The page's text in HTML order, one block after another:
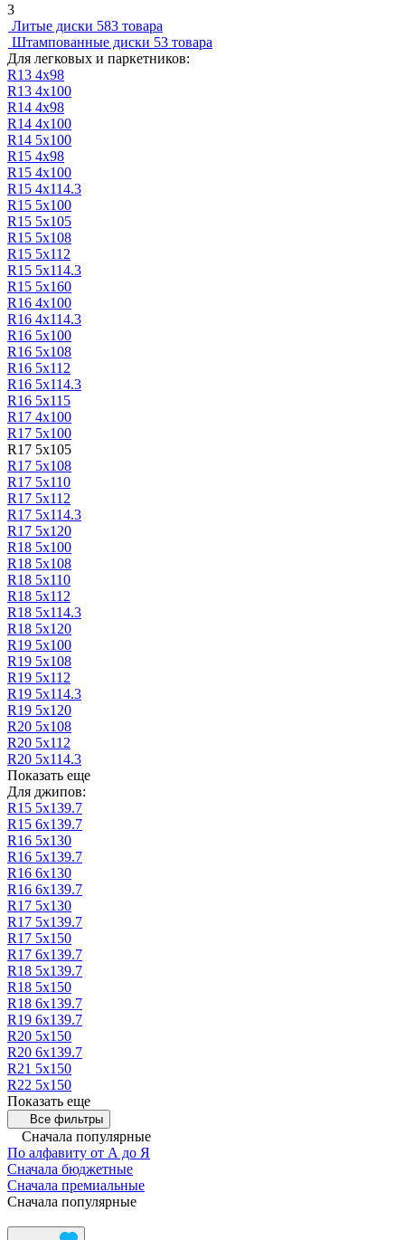
3
Литые диски 583 товара
Штампованные диски 53 товара
Для легковых и паркетников:
R13 4х98
R13 4х100
R14 4х98
R14 4х100
R14 5х100
R15 4х98
R15 4х100
R15 4х114.3
R15 5х100
R15 5x105
R15 5х108
R15 5х112
R15 5х114.3
R15 5х160
R16 4х100
R16 4х114.3
R16 5х100
R16 5х108
R16 5х112
R16 5х114.3
R16 5х115
R17 4х100
R17 5х100
R17 5x105
R17 5х108
R17 5х110
R17 5х112
R17 5х114.3
R17 5х120
R18 5х100
R18 5х108
R18 5х110
R18 5х112
R18 5х114.3
R18 5х120
R19 5х100
R19 5х108
R19 5х112
R19 5х114.3
R19 5х120
R20 5х108
R20 5х112
R20 5х114.3
Показать еще
Для джипов:
R15 5х139.7
R15 6х139.7
R16 5х130
R16 5х139.7
R16 6х130
R16 6х139.7
R17 5х130
R17 5х139.7
R17 5х150
R17 6х139.7
R18 5х139.7
R18 5х150
R18 6х139.7
R19 6х139.7
R20 5х150
R20 6х139.7
R21 5х150
R22 5х150
Показать еще
Все фильтры
Сначала популярные
По алфавиту от А до Я
Сначала бюджетные
Сначала премиальные
Сначала популярные